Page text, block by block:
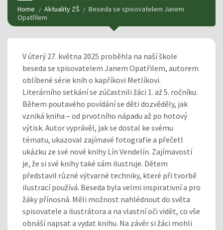
Home Aktuality ZŠ
Beseda se spisovatelem Janem
Opatřilem
V úterý 27. května 2025 proběhla na naší škole
beseda se spisovatelem Janem Opatřilem, autorem
oblíbené série knih o kapříkovi Metlíkovi.
Literárního setkání se zúčastnili žáci 1. až 5. ročníku.
Během poutavého povídání se děti dozvěděly, jak
vzniká kniha – od prvotního nápadu až po hotový
výtisk. Autor vyprávěl, jak se dostal ke svému
tématu, ukazoval zajímavé fotografie a přečetl
ukázku ze své nové knihy Lín Vendelín. Zajímavostí
je, že si své knihy také sám ilustruje. Dětem
představil různé výtvarné techniky, které při tvorbě
ilustrací používá. Beseda byla velmi inspirativní a pro
žáky přínosná. Měli možnost nahlédnout do světa
spisovatele a ilustrátora a na vlastní oči vidět, co vše
obnáší napsat a vydat knihu. Na závěr si žáci mohli